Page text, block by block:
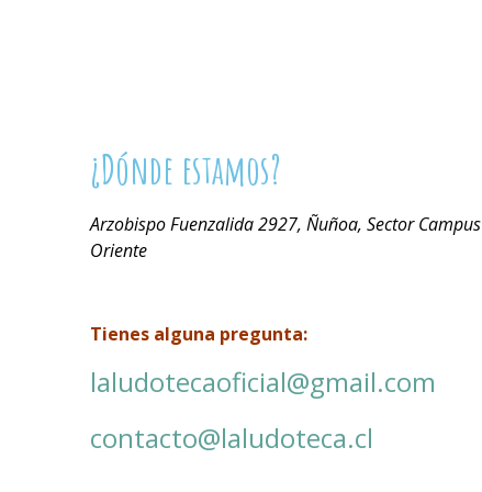
¿Dónde estamos?
Arzobispo Fuenzalida 2927, Ñuñoa, Sector Campus
Oriente
Tienes alguna pregunta:
laludotecaoficial@gmail.com
contacto@laludoteca.cl